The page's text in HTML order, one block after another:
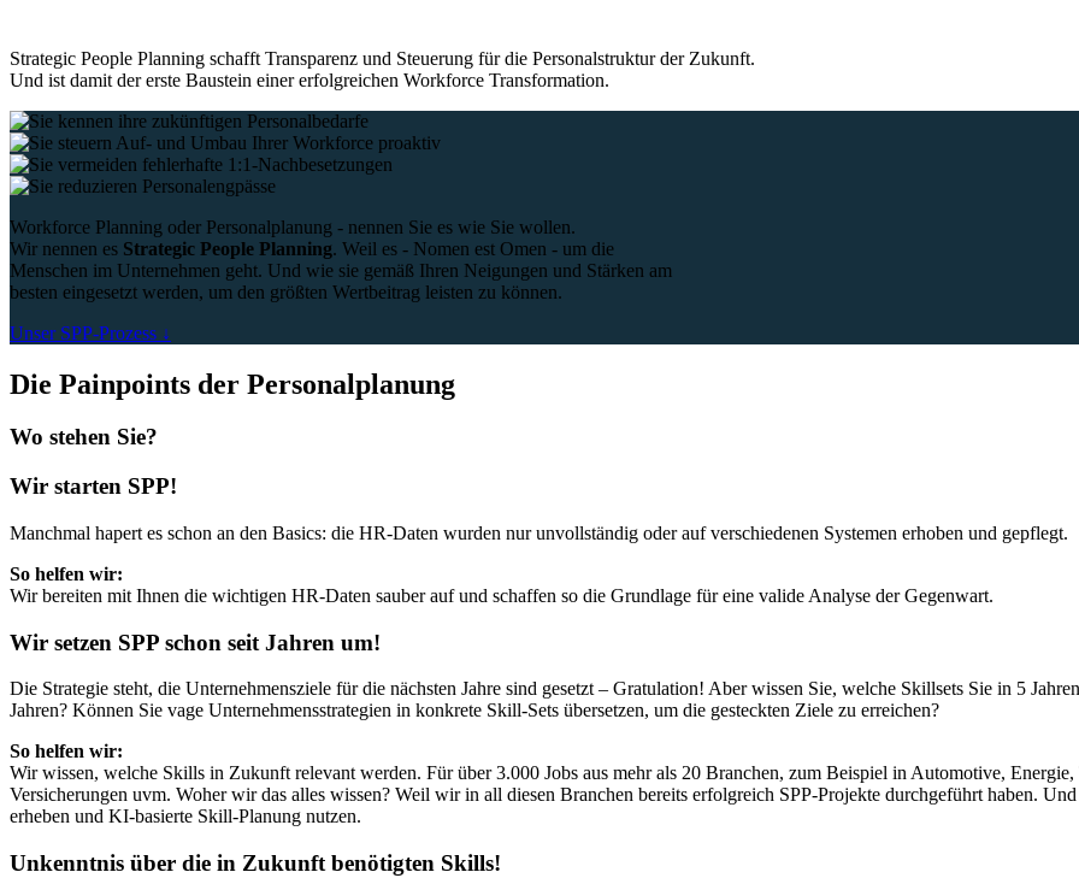
Strategic People Planning schafft Transparenz und Steuerung für die Personalstruktur der Zukunft.
Und ist damit der erste Baustein einer erfolgreichen Workforce Transformation.
Workforce Planning oder Personalplanung - nennen Sie es wie Sie wollen.
Wir nennen es Strategic People Planning. Weil es - Nomen est Omen - um die
Menschen im Unternehmen geht. Und wie sie gemäß Ihren Neigungen und Stärken am
besten eingesetzt werden, um den größten Wertbeitrag leisten zu können.
Unser SPP-Prozess ↓
Die Painpoints der Personalplanung
Wo stehen Sie?
Wir starten SPP!
Manchmal hapert es schon an den Basics: die HR-Daten wurden nur unvollständig oder auf verschiedenen Systemen erhoben und gepflegt.
So helfen wir:
Wir bereiten mit Ihnen die wichtigen HR-Daten sauber auf und schaffen so die Grundlage für eine valide Analyse der Gegenwart.
Wir setzen SPP schon seit Jahren um!
Die Strategie steht, die Unternehmensziele für die nächsten Jahre sind gesetzt – Gratulation! Aber wissen Sie, welche Skillsets Sie in 5
Jahren? Können Sie vage Unternehmensstrategien in konkrete Skill-Sets übersetzen, um die gesteckten Ziele zu erreichen?
So helfen wir:
Wir wissen, welche Skills in Zukunft relevant werden. Für über 3.000 Jobs aus mehr als 20 Branchen, zum Beispiel in Automotive,
Versicherungen uvm. Woher wir das alles wissen? Weil wir in all diesen Branchen bereits erfolgreich SPP-Projekte durchgeführt haben.
erheben und KI-basierte Skill-Planung nutzen.
Unkenntnis über die in Zukunft benötigten Skills!